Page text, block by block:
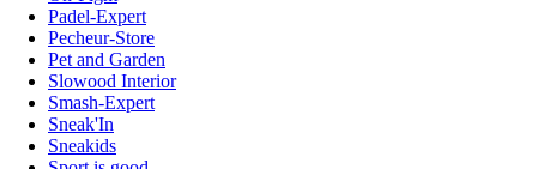
Padel-Expert
Pecheur-Store
Pet and Garden
Slowood Interior
Smash-Expert
Sneak'In
Sneakids